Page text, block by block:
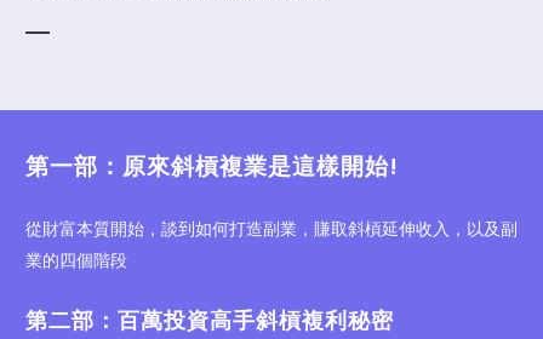
第一部：原來斜槓複業是這樣開始!
從財富本質開始，談到如何打造副業，賺取斜槓延伸收入，以及副
業的四個階段
第二部：百萬投資高手斜槓複利秘密